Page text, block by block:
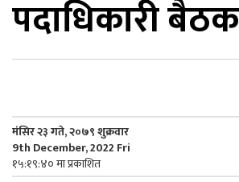
पदाधिकारी बैठक
मंसिर २३ गते, २०७९ शुक्रवार
9th December, 2022 Fri
१५:१९:४० मा प्रकाशित